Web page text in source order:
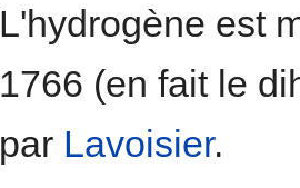
L'hydrogène est
1766 (en fait le
par Lavoisier.